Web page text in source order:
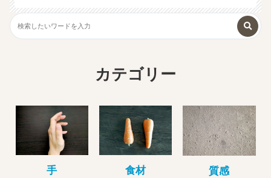
カテゴリー
手 食材 質感